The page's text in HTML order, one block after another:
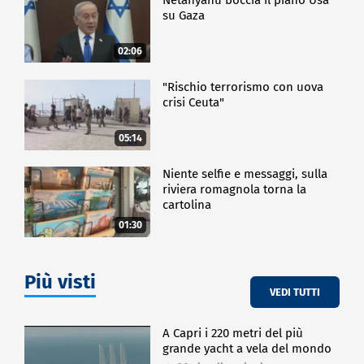
02:06
su Gaza
05:14
"Rischio terrorismo con uova
crisi Ceuta"
01:30
Niente selfie e messaggi, sulla
riviera romagnola torna la
cartolina
Più visti VEDI TUTTI
A Capri i 220 metri del più
grande yacht a vela del mondo